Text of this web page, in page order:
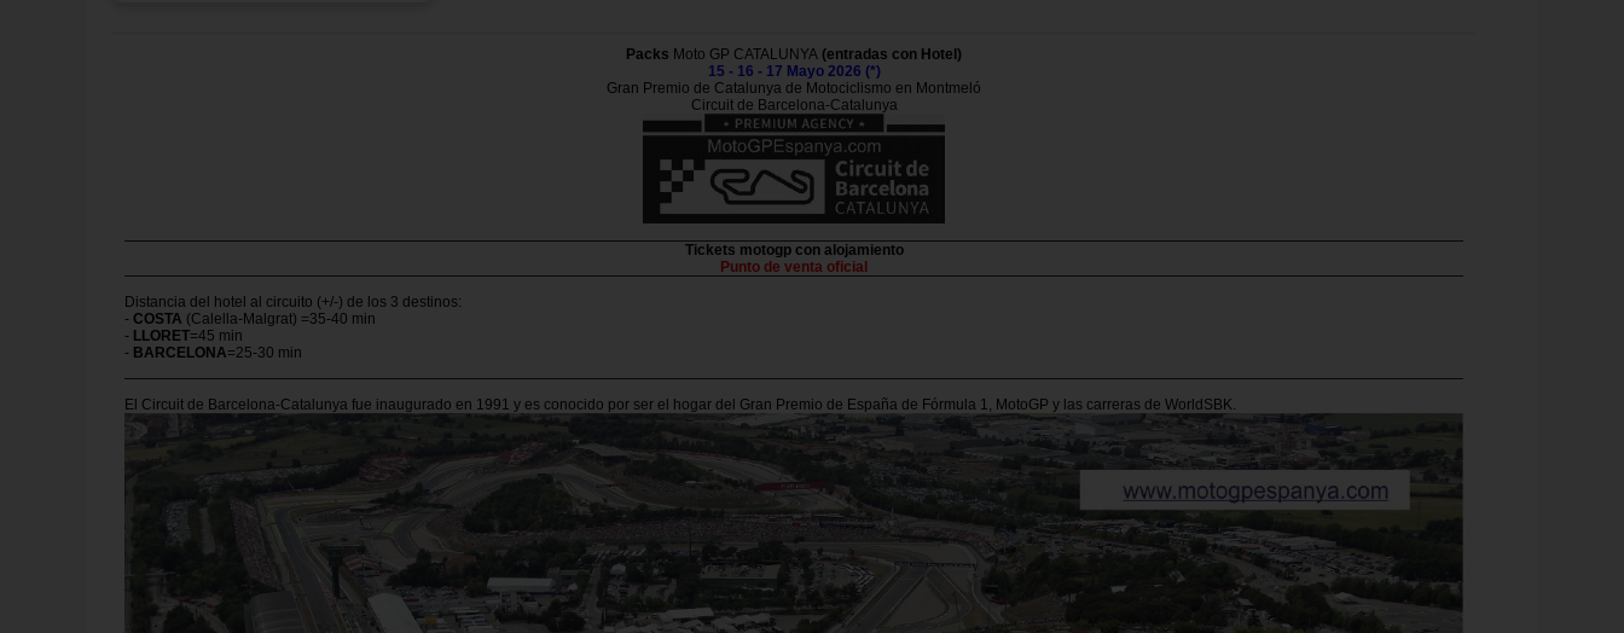
Packs Moto GP CATALUNYA (entradas con Hotel)
15 - 16 - 17 Mayo 2026 (*)
Gran Premio de Catalunya de Motociclismo en Montmeló
Circuit de Barcelona-Catalunya
Tickets motogp con alojamiento
Punto de venta oficial
Distancia del hotel al circuito (+/-) de los 3 destinos:
- COSTA (Calella-Malgrat) =35-40 min
- LLORET=45 min
- BARCELONA=25-30 min
El Circuit de Barcelona-Catalunya fue inaugurado en 1991 y es conocido por ser el hogar del Gran Premio de España de Fórmula 1, MotoGP y las carreras de WorldSBK.